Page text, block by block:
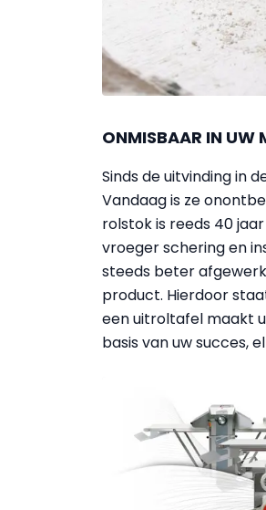
ONMISBAAR IN UW
Sinds de uitvinding in
Vandaag is ze
rolstok is reeds 40
vroeger schering en
steeds beter
product. Hierdoor
een uitroltafel maakt
basis van uw succes,